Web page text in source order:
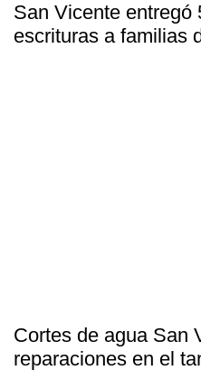
San Vicente entregó
escrituras a familias
Cortes de agua San
reparaciones en el